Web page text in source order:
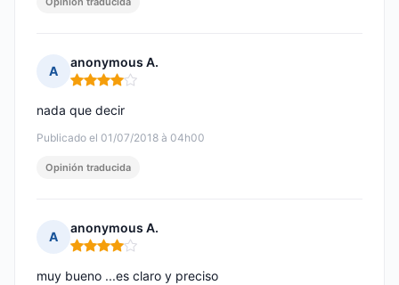
A
anonymous A.
Nota: 4 de 5
Publicado el 01/07/2018 à 04h00
nada que decir
Opinión traducida
A
anonymous A.
Nota: 4 de 5
muy bueno ...es claro y preciso